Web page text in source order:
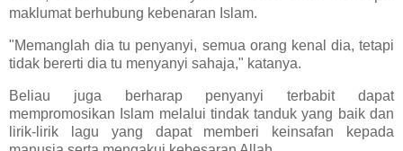
maklumat berhubung kebenaran Islam.
"Memanglah dia tu penyanyi, semua orang kenal dia, tetapi
tidak bererti dia tu menyanyi sahaja," katanya.
Beliau juga berharap penyanyi terbabit dapat
mempromosikan Islam melalui tindak tanduk yang baik dan
lirik-lirik lagu yang dapat memberi keinsafan kepada